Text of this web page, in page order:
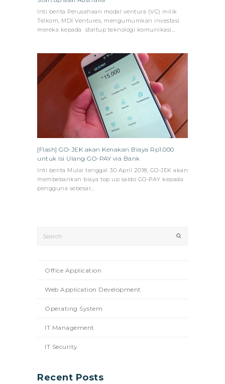
Inti berita Perusahaan modal ventura (VC) milik
Telkom, MDI Ventures, mengumumkan investasi
mereka kepada startup teknologi komunikasi…
[Flash] GO-JEK akan Kenakan Biaya Rp1.000
untuk Isi Ulang GO-PAY via Bank
Inti berita Mulai tanggal 30 April 2018, GO-JEK akan
membebankan biaya top up saldo GO-PAY kepada
pengguna sebesar…
Office Application
Web Application Development
Operating System
IT Management
IT Security
Recent Posts